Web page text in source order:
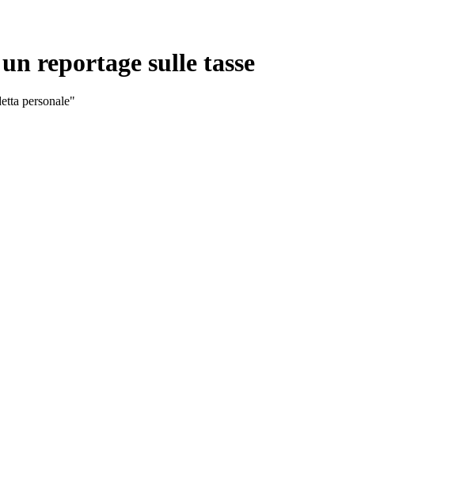
reportage sulle tasse
personale"